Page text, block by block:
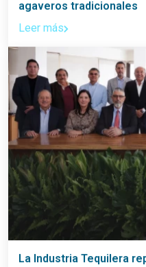
agaveros tradicionales
Leer más
La Industria Tequilera